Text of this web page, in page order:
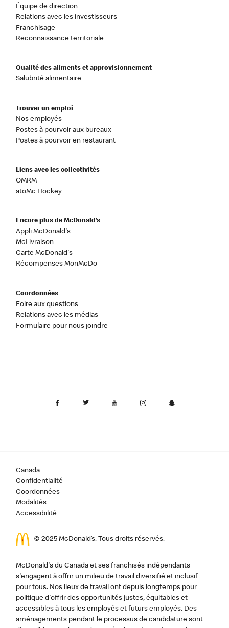
Équipe de direction
Relations avec les investisseurs
Franchisage
Reconnaissance territoriale
Qualité des aliments et approvisionnement
Salubrité alimentaire
Trouver un emploi
Nos employés
Postes à pourvoir aux bureaux
Postes à pourvoir en restaurant
Liens avec les collectivités
OMRM
atoMc Hockey
Encore plus de McDonald’s
Appli McDonald's
McLivraison
Carte McDonald's
Récompenses MonMcDo
Coordonnées
Foire aux questions
Relations avec les médias
Formulaire pour nous joindre
Canada
Confidentialité
Coordonnées
Modalités
Accessibilité
© 2025 McDonald’s. Tous droits réservés.
McDonald's du Canada et ses franchisés indépendants
s'engagent à offrir un milieu de travail diversifié et inclusif
pour tous. Nos lieux de travail ont depuis longtemps pour
politique d'offrir des opportunités justes, équitables et
accessibles à tous les employés et futurs employés. Des
aménagements pendant le processus de candidature sont